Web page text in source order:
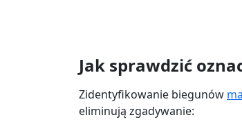
Jak sprawdzić
Zidentyfikowanie biegunów
eliminują zgadywanie: